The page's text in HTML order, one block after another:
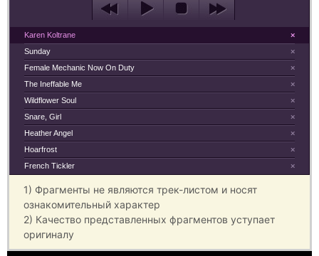
×
Karen Koltrane
×
Sunday
×
Female Mechanic Now On Duty
×
The Ineffable Me
×
Wildflower Soul
×
Snare, Girl
×
Heather Angel
×
Hoarfrost
×
French Tickler
1) Фрагменты не являются трек-листом и носят
ознакомительный характер
2) Качество представленных фрагментов уступает
оригиналу